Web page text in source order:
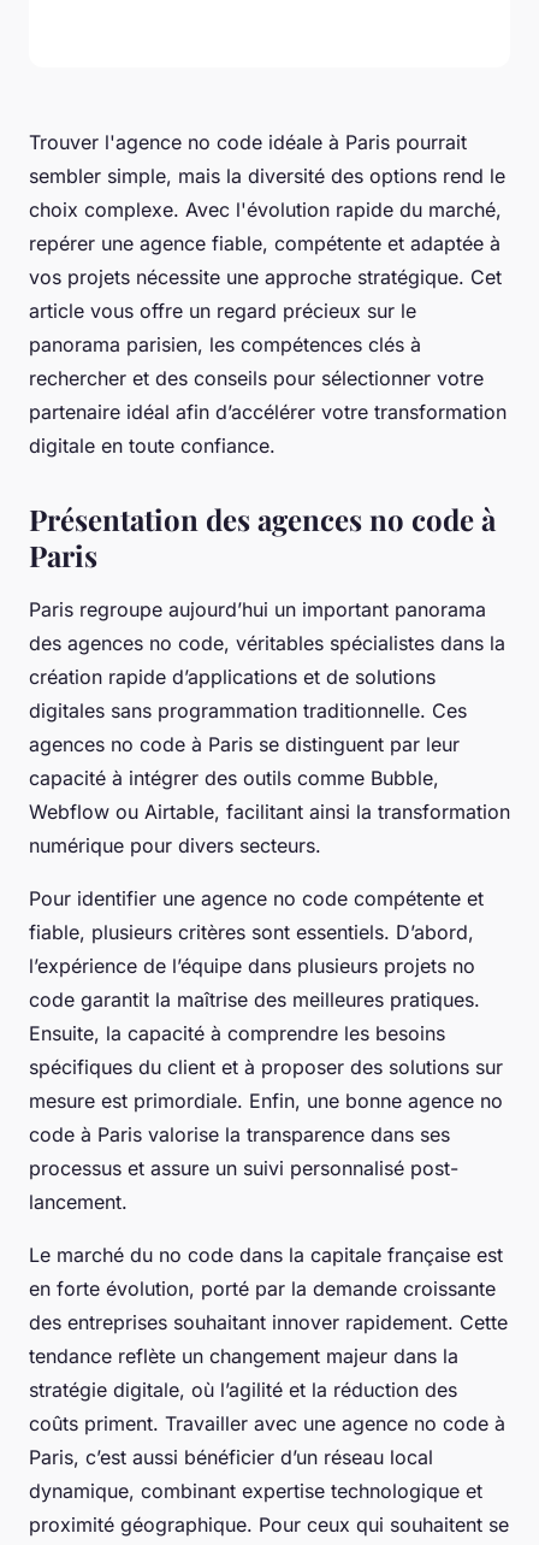
Trouver l'agence no code idéale à Paris pourrait
sembler simple, mais la diversité des options rend le
choix complexe. Avec l'évolution rapide du marché,
repérer une agence fiable, compétente et adaptée à
vos projets nécessite une approche stratégique. Cet
article vous offre un regard précieux sur le
panorama parisien, les compétences clés à
rechercher et des conseils pour sélectionner votre
partenaire idéal afin d’accélérer votre transformation
digitale en toute confiance.
Présentation des agences no code à
Paris
Paris regroupe aujourd’hui un important panorama
des agences no code, véritables spécialistes dans la
création rapide d’applications et de solutions
digitales sans programmation traditionnelle. Ces
agences no code à Paris se distinguent par leur
capacité à intégrer des outils comme Bubble,
Webflow ou Airtable, facilitant ainsi la transformation
numérique pour divers secteurs.
Pour identifier une agence no code compétente et
fiable, plusieurs critères sont essentiels. D’abord,
l’expérience de l’équipe dans plusieurs projets no
code garantit la maîtrise des meilleures pratiques.
Ensuite, la capacité à comprendre les besoins
spécifiques du client et à proposer des solutions sur
mesure est primordiale. Enfin, une bonne agence no
code à Paris valorise la transparence dans ses
processus et assure un suivi personnalisé post-
lancement.
Le marché du no code dans la capitale française est
en forte évolution, porté par la demande croissante
des entreprises souhaitant innover rapidement. Cette
tendance reflète un changement majeur dans la
stratégie digitale, où l’agilité et la réduction des
coûts priment. Travailler avec une agence no code à
Paris, c’est aussi bénéficier d’un réseau local
dynamique, combinant expertise technologique et
proximité géographique. Pour ceux qui souhaitent se